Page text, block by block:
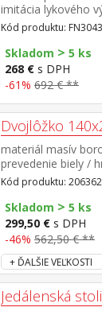
imitácia lykového
dvierka, 3 variabilné
Kód produktu: FN3043
Skladom > 5 ks
268 € s DPH
-61% 692 € **
Dvojlôžko
materiál masív
prevedenie biely /
a matraca
× 200 cm a rošt
priestor 8009B
Kód produktu: 206362
Skladom > 5 ks
299,50 € s DPH
-46% 562,50 € **
+ ĎALŠIE VEĽKOSTI
Jedálenská